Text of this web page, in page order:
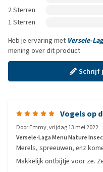
2 Sterren
1 Sterren
Heb je ervaring met Versele-
mening over dit product
Schrijf
Vogels op
DoorEmmy,vrijdag 13 mei 2022
Versele-Laga Menu Nature
Merels, spreeuwen, enz
Makkelijk ontbijtje voor ze.